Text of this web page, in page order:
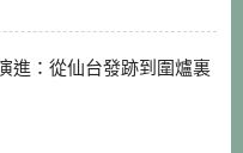
進：從仙台發跡到圍爐裏